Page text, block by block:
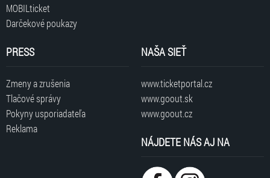
MOBILticket
Darčekové poukazy
PRESS
Zmeny a zrušenia
Tlačové správy
Pokyny usporiadateľa
Reklama
NAŠA SIEŤ
www.ticketportal.cz
www.goout.sk
www.goout.cz
NÁJDETE NÁS AJ NA